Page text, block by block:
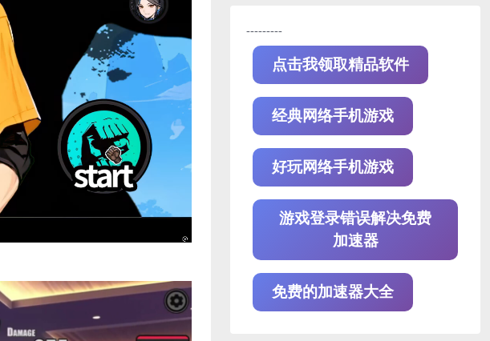
---------
点击我领取精品软件
经典网络手机游戏
好玩网络手机游戏
游戏登录错误解决免费
加速器
免费的加速器大全